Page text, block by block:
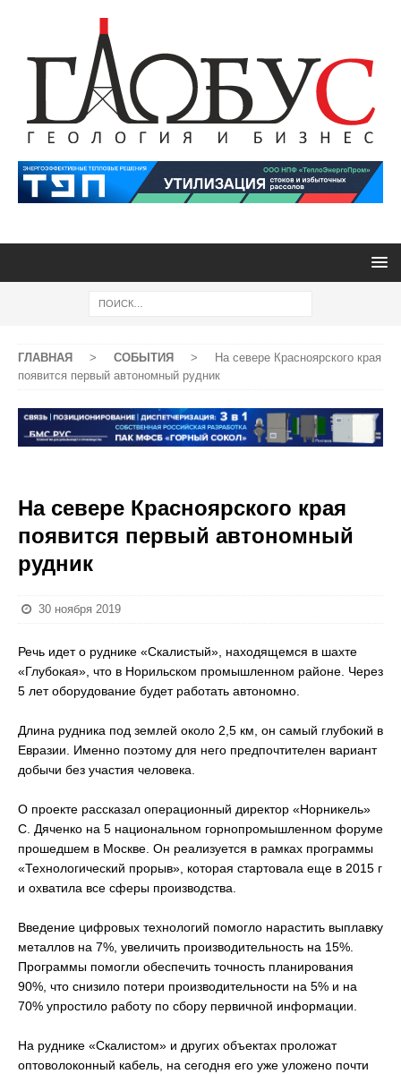
ГЛАВНАЯ > СОБЫТИЯ >
На севере Красноярского края
появится первый автономный рудник
На севере Красноярского края
появится первый автономный
рудник
30 ноября 2019
Речь идет о руднике «Скалистый», находящемся в шахте
«Глубокая», что в Норильском промышленном районе. Через
5 лет оборудование будет работать автономно.
Длина рудника под землей около 2,5 км, он самый глубокий в
Евразии. Именно поэтому для него предпочтителен вариант
добычи без участия человека.
О проекте рассказал операционный директор «Норникель»
С. Дяченко на 5 национальном горнопромышленном форуме
прошедшем в Москве. Он реализуется в рамках программы
«Технологический прорыв», которая стартовала еще в 2015 г
и охватила все сферы производства.
Введение цифровых технологий помогло нарастить выплавку
металлов на 7%, увеличить производительность на 15%.
Программы помогли обеспечить точность планирования
90%, что снизило потери производительности на 5% и на
70% упростило работу по сбору первичной информации.
На руднике «Скалистом» и других объектах проложат
оптоволоконный кабель, на сегодня его уже уложено почти